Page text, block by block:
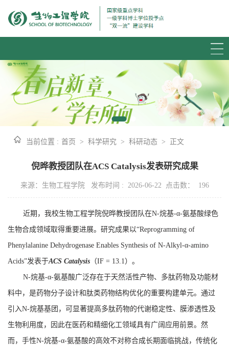
当前位置 : 首页 > 科学研究 > 科研动态 > 正文
倪晔教授团队在ACS Catalysis发表研究成果
来源：生物工程学院 发布时间 : 2026-06-22 点击数： 196
近期，我校生物工程学院倪晔教授团队在N-烷基-α-氨基酸绿色
生物合成领域取得重要进展。研究成果以“Reprogramming of
Phenylalanine Dehydrogenase Enables Synthesis of N-Alkyl-α-amino
Acids”发表于ACS Catalysis （IF = 13.1 ）。
N-烷基-α-氨基酸广泛存在于天然活性产物、多肽药物及功能材
料中，是药物分子设计和肽类药物结构优化的重要构建单元。通过
引入N-烷基基团，可显著提高多肽药物的代谢稳定性、膜渗透性及
生物利用度，因此在医药和精细化工领域具有广阔应用前景。然
而，手性N-烷基-α-氨基酸的高效不对称合成长期面临挑战，传统化